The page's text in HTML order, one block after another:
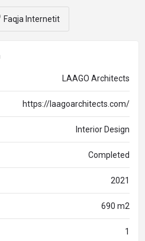
Faqja Internetit
LAAGO Architects
https://laagoarchitects.com/
Interior Design
Completed
2021
690 m2
1